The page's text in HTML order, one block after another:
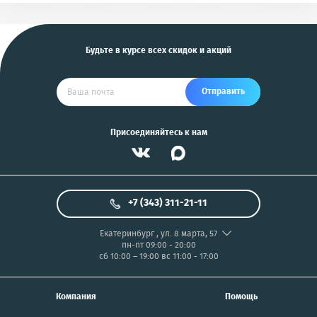
Будьте в курсе всех скидок и акций
Отправить
Присоединяйтесь к нам
Помощь
Компания
+7 (343) 311-21-11
Екатеринбург, ул. 8 марта, 57
пн-пт 09:00 - 20:00
сб 10:00 – 19:00 вс 11:00 - 17:00